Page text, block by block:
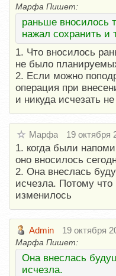
Марфа Пишет:
раньше вносилось
нажал сохранить и
1. Что вносилось
не было
2. Если можно
операция при
и никуда исчезать
Марфа 19 октября
1. когда были
оно вносилось
2. Она внеслась
исчезла. Потому
изменилось
Admin 19 октября
Марфа Пишет:
Она внеслась
исчезла.